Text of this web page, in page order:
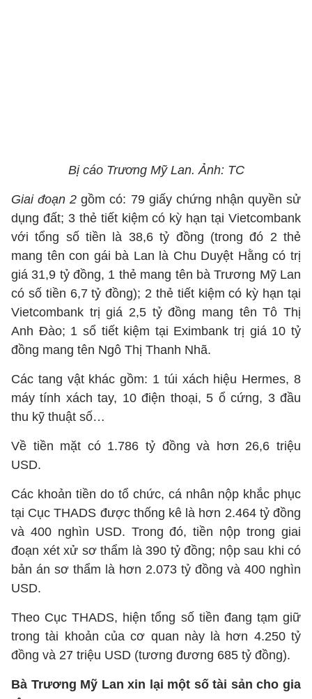
Bị cáo Trương Mỹ Lan. Ảnh: TC
Giai đoạn 2 gồm có: 79 giấy chứng nhận quyền sử
dụng đất; 3 thẻ tiết kiệm có kỳ hạn tại Vietcombank
với tổng số tiền là 38,6 tỷ đồng (trong đó 2 thẻ
mang tên con gái bà Lan là Chu Duyệt Hằng có trị
giá 31,9 tỷ đồng, 1 thẻ mang tên bà Trương Mỹ Lan
có số tiền 6,7 tỷ đồng); 2 thẻ tiết kiệm có kỳ hạn tại
Vietcombank trị giá 2,5 tỷ đồng mang tên Tô Thị
Anh Đào; 1 sổ tiết kiệm tại Eximbank trị giá 10 tỷ
đồng mang tên Ngô Thị Thanh Nhã.
Các tang vật khác gồm: 1 túi xách hiệu Hermes, 8
máy tính xách tay, 10 điện thoại, 5 ổ cứng, 3 đầu
thu kỹ thuật số…
Về tiền mặt có 1.786 tỷ đồng và hơn 26,6 triệu
USD.
Các khoản tiền do tổ chức, cá nhân nộp khắc phục
tại Cục THADS được thống kê là hơn 2.464 tỷ đồng
và 400 nghìn USD. Trong đó, tiền nộp trong giai
đoạn xét xử sơ thẩm là 390 tỷ đồng; nộp sau khi có
bản án sơ thẩm là hơn 2.073 tỷ đồng và 400 nghìn
USD.
Theo Cục THADS, hiện tổng số tiền đang tạm giữ
trong tài khoản của cơ quan này là hơn 4.250 tỷ
đồng và 27 triệu USD (tương đương 685 tỷ đồng).
Bà Trương Mỹ Lan xin lại một số tài sản cho gia